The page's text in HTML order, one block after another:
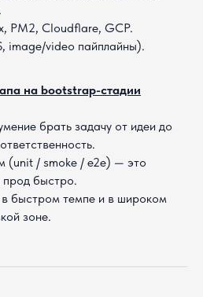
PM2, Cloudflare, GCP.
image/video пайплайны).
на bootstrap-стадии
брать задачу от идеи до
(unit / smoke / e2e) — это
прод быстро.
в быстром темпе и в широком
зоне.